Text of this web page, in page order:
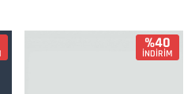
%40
İNDİRİM